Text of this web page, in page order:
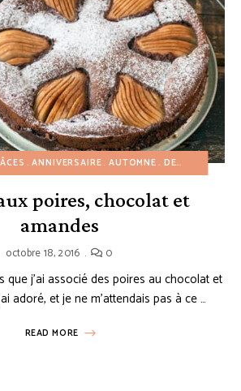
ANNIVERSAIRE AUTOMNE DESSERTS AU CHOCOLAT
poires, chocolat et
amandes
octobre 18, 2016 0
que j’ai associé des poires au chocolat et
adoré, et je ne m’attendais pas à ce …
READ MORE